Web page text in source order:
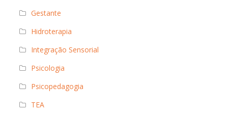
Gestante
Hidroterapia
Integração Sensorial
Psicologia
Psicopedagogia
TEA